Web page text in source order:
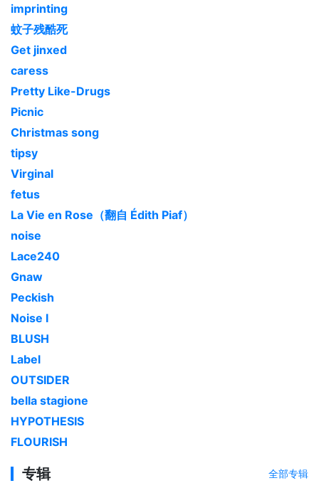
imprinting
蚊子残酷死
Get jinxed
caress
Pretty Like-Drugs
Picnic
Christmas song
tipsy
Virginal
fetus
La Vie en Rose（翻自 Édith Piaf）
noise
Lace240
Gnaw
Peckish
Noise I
BLUSH
Label
OUTSIDER
bella stagione
HYPOTHESIS
FLOURISH
专辑 全部专辑